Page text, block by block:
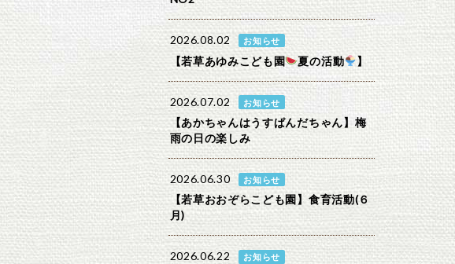
2026.08.02 お知らせ
【若草あゆみこども園 夏の活動 】
2026.07.02 お知らせ
【あかちゃんはうすぱんだちゃん】梅
雨の日の楽しみ
2026.06.30 お知らせ
【若草おおぞらこども園】食育活動(６
月)
2026.06.22 お知らせ